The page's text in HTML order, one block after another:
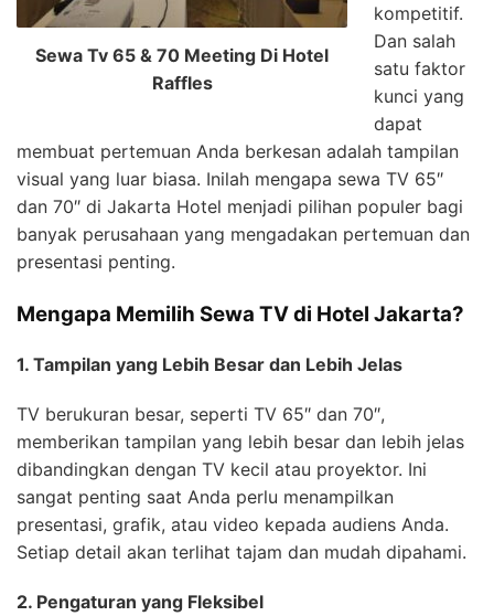
Sewa Tv 65 & 70 Meeting Di Hotel
Raffles
kompetitif.
Dan salah
satu faktor
kunci yang
dapat
membuat pertemuan Anda berkesan adalah tampilan
visual yang luar biasa. Inilah mengapa sewa TV 65″
dan 70″ di Jakarta Hotel menjadi pilihan populer bagi
banyak perusahaan yang mengadakan pertemuan dan
presentasi penting.
Mengapa Memilih Sewa TV di Hotel Jakarta?
1. Tampilan yang Lebih Besar dan Lebih Jelas
TV berukuran besar, seperti TV 65″ dan 70″,
memberikan tampilan yang lebih besar dan lebih jelas
dibandingkan dengan TV kecil atau proyektor. Ini
sangat penting saat Anda perlu menampilkan
presentasi, grafik, atau video kepada audiens Anda.
Setiap detail akan terlihat tajam dan mudah dipahami.
2. Pengaturan yang Fleksibel